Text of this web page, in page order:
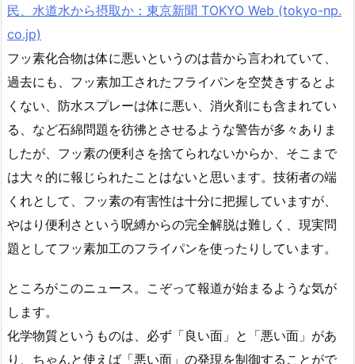
民、水道水から摂取か：東京新聞 TOKYO Web (tokyo-np.
co.jp)
フッ素化合物は体に悪いというのは昔から言われていて、
過去にも、フッ素加工されたフライパンを空焚きするとよ
くない、防水スプレーは体に悪い、消火剤にも含まれてい
る、など石綿問題を彷彿とさせるような警告が多々ありま
したが、フッ素の便利さを捨てられないからか、そこまで
は大々的に報じられたことはないと思います。技術者の端
くれとして、フッ素の有害性は十分に把握していますが、
やはり便利さという呪縛からの完全解脱は難しく、現実問
題としてフッ素加工のフライパンを使ったりしています。
ところがこのニュース。こぞって報道が始まるような気が
します。
化学物質というものは、必ず「良い面」と「悪い面」があ
り、ちゃんと使えば「悪い面」の発現を制御することがで